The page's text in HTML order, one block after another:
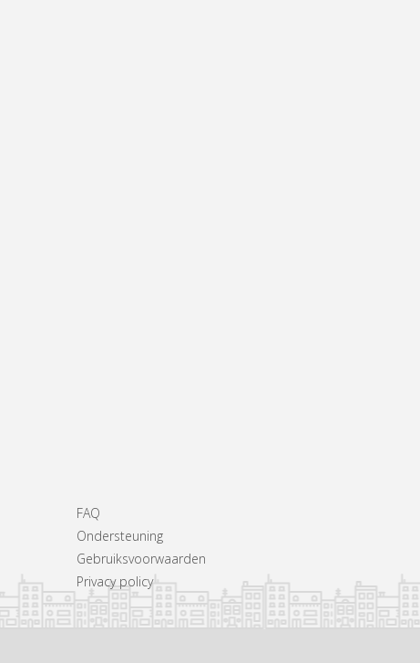
FAQ
Ondersteuning
Gebruiksvoorwaarden
Privacy policy